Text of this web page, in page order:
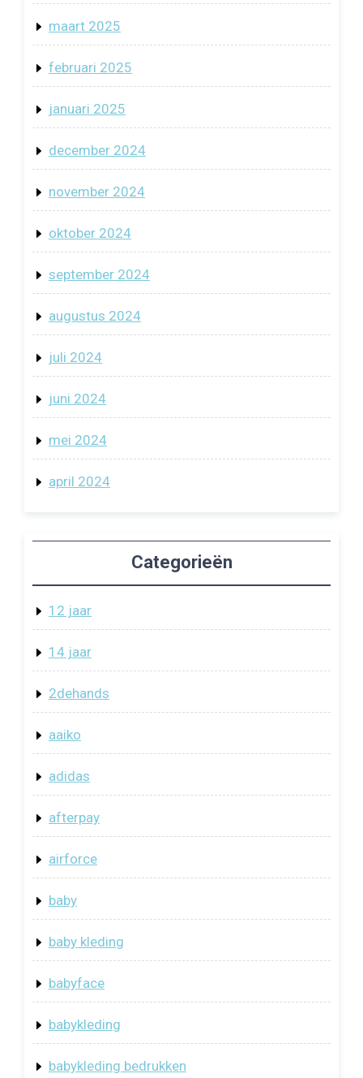
maart 2025
februari 2025
januari 2025
december 2024
november 2024
oktober 2024
september 2024
augustus 2024
juli 2024
juni 2024
mei 2024
april 2024
Categorieën
12 jaar
14 jaar
2dehands
aaiko
adidas
afterpay
airforce
baby
baby kleding
babyface
babykleding
babykleding bedrukken